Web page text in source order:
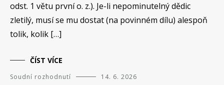
odst. 1 větu první o. z.). Je-li nepominutelný dědic
zletilý, musí se mu dostat (na povinném dílu) alespoň
tolik, kolik […]
ČÍST VÍCE
Soudní rozhodnutí 14. 6. 2026